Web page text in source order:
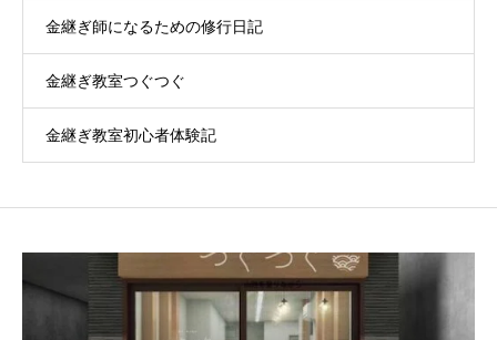
金継ぎ師になるための修行日記
金継ぎ教室つぐつぐ
金継ぎ教室初心者体験記